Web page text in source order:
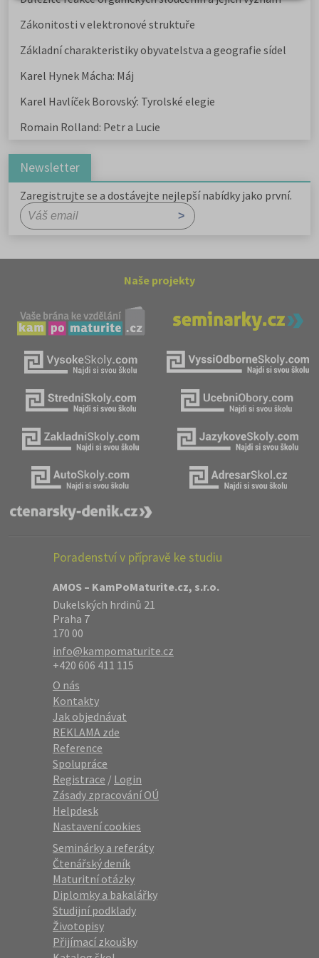
Zákonitosti v elektronové struktuře
Základní charakteristiky obyvatelstva a geografie sídel
Karel Hynek Mácha: Máj
Karel Havlíček Borovský: Tyrolské elegie
Romain Rolland: Petr a Lucie
Newsletter
Zaregistrujte se a dostávejte nejlepší nabídky jako první.
Naše projekty
Poradenství v přípravě ke studiu
AMOS – KamPoMaturite.cz, s.r.o.
Dukelských hrdinů 21
Praha 7
170 00
info@kampomaturite.cz
+420 606 411 115
O nás
Kontakty
Jak objednávat
REKLAMA zde
Reference
Spolupráce
Registrace / Login
Zásady zpracování OÚ
Helpdesk
Nastavení cookies
Seminárky a referáty
Čtenářský deník
Maturitní otázky
Diplomky a bakalářky
Studijní podklady
Životopisy
Přijímací zkoušky